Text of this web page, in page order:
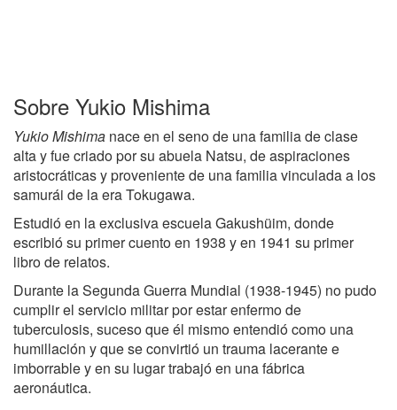
Sobre Yukio Mishima
Yukio Mishima nace en el seno de una familia de clase
alta y fue criado por su abuela Natsu, de aspiraciones
aristocráticas y proveniente de una familia vinculada a los
samurái de la era Tokugawa.
Estudió en la exclusiva escuela Gakushüim, donde
escribió su primer cuento en 1938 y en 1941 su primer
libro de relatos.
Durante la Segunda Guerra Mundial (1938-1945) no pudo
cumplir el servicio militar por estar enfermo de
tuberculosis, suceso que él mismo entendió como una
humillación y que se convirtió un trauma lacerante e
imborrable y en su lugar trabajó en una fábrica
aeronáutica.